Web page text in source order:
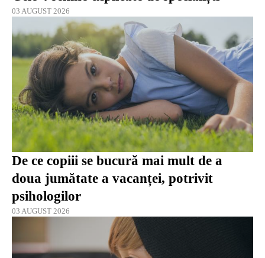
03 AUGUST 2026
De ce copiii se bucură mai mult de a
doua jumătate a vacanței, potrivit
psihologilor
03 AUGUST 2026